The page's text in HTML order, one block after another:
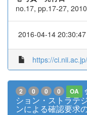
no.17, pp.17-27, 2010
2016-04-14 20:30:47
https://
2 0 0 0 OA
ション・ストラテ
ンによる確認要求